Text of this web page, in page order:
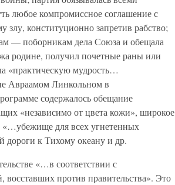
любое компромиссное соглашение с
конституционно запретив рабство;
— поборникам дела Союза и обещала
родине, получил почетные раны или
«практическую мудрость…
Авраамом Линкольном в
содержалось обещание
«независимо от цвета кожи», широкое
для всех угнетенных
дороги к Тихому океану и др.
«…в соответствии с
восставших против правительства». Это